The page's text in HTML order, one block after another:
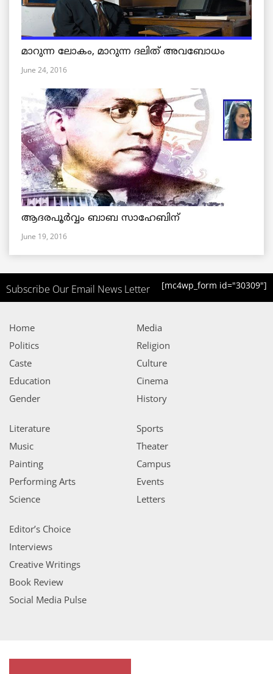
മാറുന്ന ലോകം, മാറുന്ന ദലിത് അവബോധം
June 24, 2016
ആദരപൂര്‍വ്വം ബാബ സാഹേബിന്
June 19, 2016
Subscribe Our Email News Letter [mc4wp_form id="30309"]
Home
Politics
Caste
Education
Gender
Media
Religion
Culture
Cinema
History
Literature
Music
Painting
Performing Arts
Science
Sports
Theater
Campus
Events
Letters
Editor’s Choice
Interviews
Creative Writings
Book Review
Social Media Pulse